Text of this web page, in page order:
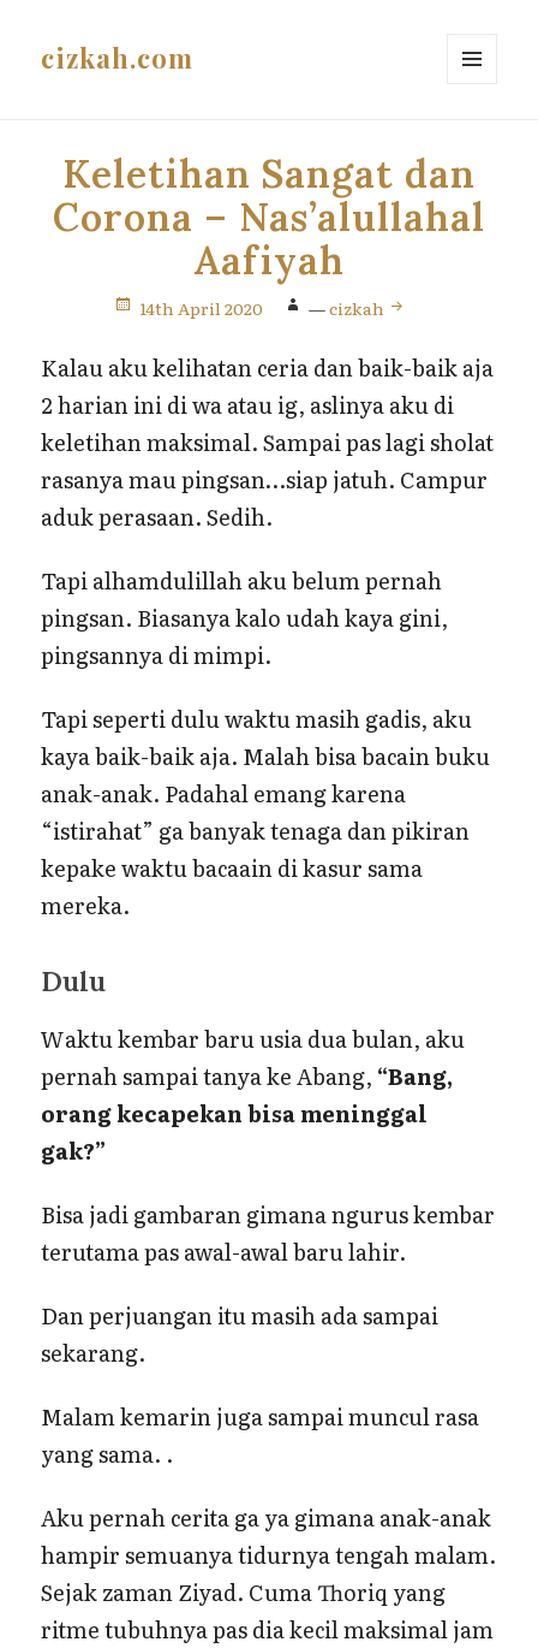
cizkah.com
Keletihan Sangat dan
Corona – Nas’alullahal
Aafiyah
14th April 2020 —cizkah
Kalau aku kelihatan ceria dan baik-baik aja
2 harian ini di wa atau ig, aslinya aku di
keletihan maksimal. Sampai pas lagi sholat
rasanya mau pingsan…siap jatuh. Campur
aduk perasaan. Sedih.
Tapi alhamdulillah aku belum pernah
pingsan. Biasanya kalo udah kaya gini,
pingsannya di mimpi.
Tapi seperti dulu waktu masih gadis, aku
kaya baik-baik aja. Malah bisa bacain buku
anak-anak. Padahal emang karena
“istirahat” ga banyak tenaga dan pikiran
kepake waktu bacaain di kasur sama
mereka.
Dulu
Waktu kembar baru usia dua bulan, aku
pernah sampai tanya ke Abang, “Bang,
orang kecapekan bisa meninggal
gak?”
Bisa jadi gambaran gimana ngurus kembar
terutama pas awal-awal baru lahir.
Dan perjuangan itu masih ada sampai
sekarang.
Malam kemarin juga sampai muncul rasa
yang sama. .
Aku pernah cerita ga ya gimana anak-anak
hampir semuanya tidurnya tengah malam.
Sejak zaman Ziyad. Cuma Thoriq yang
ritme tubuhnya pas dia kecil maksimal jam